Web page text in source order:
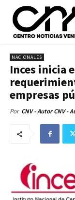
NACIONALES
Inces inicia
empresas
Por CNV - Autor CNV -